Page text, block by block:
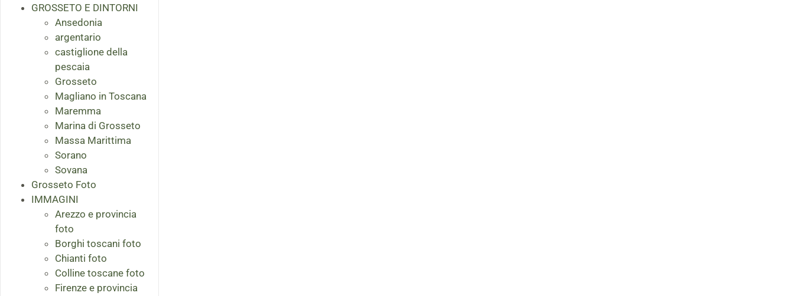
GROSSETO E DINTORNI
Ansedonia
argentario
castiglione della
pescaia
Grosseto
Magliano in Toscana
Maremma
Marina di Grosseto
Massa Marittima
Sorano
Sovana
Grosseto Foto
IMMAGINI
Arezzo e provincia
foto
Borghi toscani foto
Chianti foto
Colline toscane foto
Firenze e provincia